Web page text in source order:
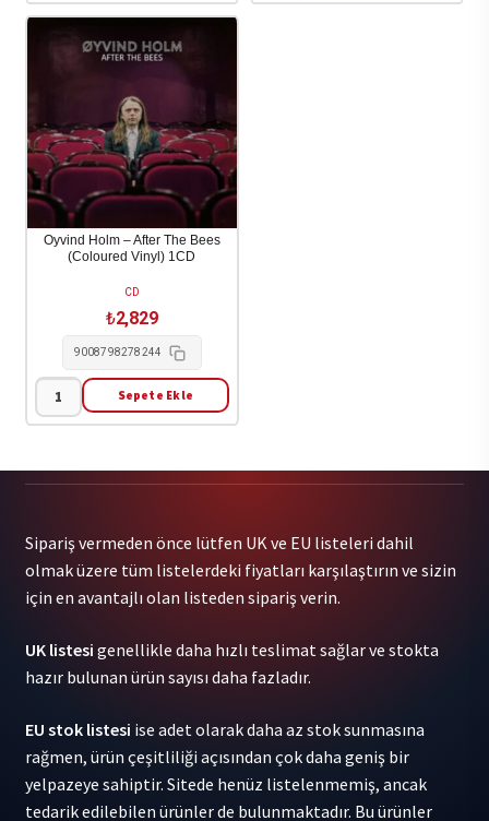
Oyvind Holm – After The Bees
(Coloured Vinyl) 1CD
CD
₺2,829
9008798278244
Oyvind
After
Bees
(Coloured
Vinyl)
adet
Sepete Ekle
Sipariş vermeden önce lütfen UK ve EU listeleri dahil
olmak üzere tüm listelerdeki fiyatları karşılaştırın ve sizin
için en avantajlı olan listeden sipariş verin.
UK listesi genellikle daha hızlı teslimat sağlar ve stokta
hazır bulunan ürün sayısı daha fazladır.
EU stok listesi ise adet olarak daha az stok sunmasına
rağmen, ürün çeşitliliği açısından çok daha geniş bir
yelpazeye sahiptir. Sitede henüz listelenmemiş, ancak
tedarik edilebilen ürünler de bulunmaktadır. Bu ürünler